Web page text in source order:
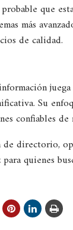
que
más
de calidad.
Su
confiables
de directorio,
quienes